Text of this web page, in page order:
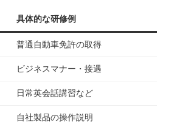
具体的な研修例
普通自動車免許の取得
ビジネスマナー・接遇
日常英会話講習など
自社製品の操作説明